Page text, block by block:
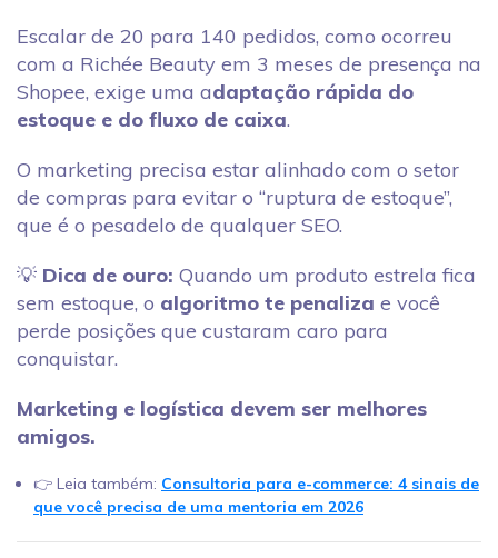
Escalar de 20 para 140 pedidos, como ocorreu
com a Richée Beauty em 3 meses de presença na
Shopee, exige uma adaptação rápida do
estoque e do fluxo de caixa.
O marketing precisa estar alinhado com o setor
de compras para evitar o “ruptura de estoque”,
que é o pesadelo de qualquer SEO.
💡 Dica de ouro: Quando um produto estrela fica
sem estoque, o algoritmo te penaliza e você
perde posições que custaram caro para
conquistar.
Marketing e logística devem ser melhores
amigos.
👉 Leia também: Consultoria para e-commerce: 4 sinais de
que você precisa de uma mentoria em 2026